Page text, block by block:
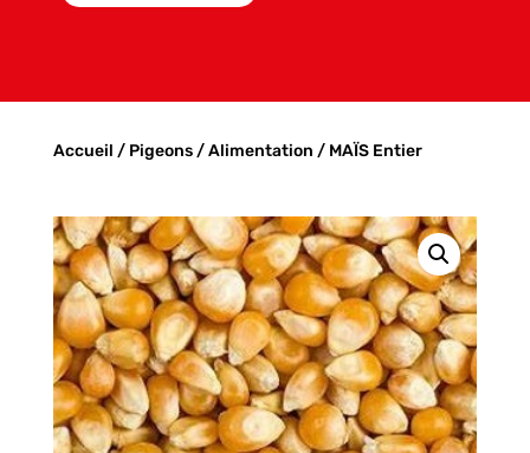
Accueil / Pigeons/Alimentation / MAÏS Entier